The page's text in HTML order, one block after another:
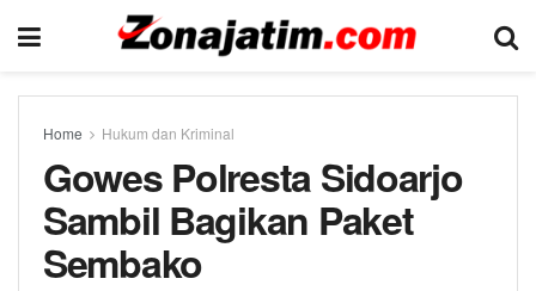
Home Hukum dan Kriminal
Gowes Polresta Sidoarjo
Sambil Bagikan Paket
Sembako